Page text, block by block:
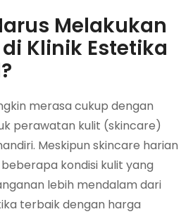
Melakukan
Klinik Estetika
merasa cukup dengan
perawatan kulit (skincare)
Meskipun skincare harian
kondisi kulit yang
lebih mendalam dari
terbaik dengan harga